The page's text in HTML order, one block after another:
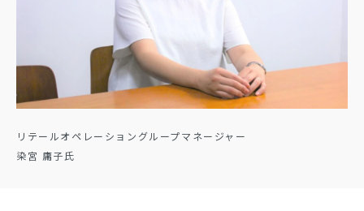
リテールオペレーショングループマネージャー
染宮 庸子氏